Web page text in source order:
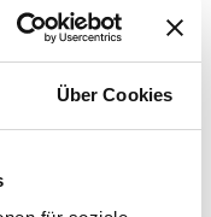
Über Cookies
für ein
können Sie
und
Bei der